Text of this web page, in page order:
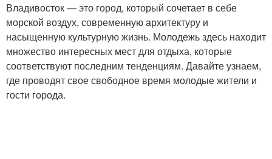
Владивосток — это город, который сочетает в себе
морской воздух, современную архитектуру и
насыщенную культурную жизнь. Молодежь здесь находит
множество интересных мест для отдыха, которые
соответствуют последним тенденциям. Давайте узнаем,
где проводят свое свободное время молодые жители и
гости города.